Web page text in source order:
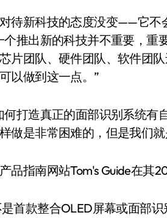
待新科技的态度没变——它不
个推出新的科技并不重要，
片团队、硬件团队、软件团
以做到这一点。”
何打造真正的面部识别系统
做是非常困难的，但是我们
品指南网站Tom's Guide在其
是首款整合OLED屏幕或面部